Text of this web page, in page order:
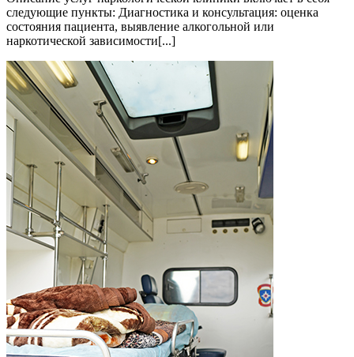
следующие пункты: Диагностика и консультация: оценка
состояния пациента, выявление алкогольной или
наркотической зависимости[...]